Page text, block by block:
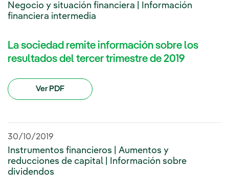
Negocio y situación financiera | Información
financiera intermedia
La sociedad remite información sobre los
resultados del tercer trimestre de 2019
Ver PDF
30/10/2019
Instrumentos financieros | Aumentos y
reducciones de capital | Información sobre
dividendos